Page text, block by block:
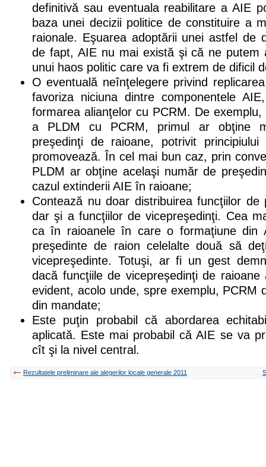
definitivă sau eventuala reabilitare a AIE
baza unei decizii politice de constituire a
raionale. Eşuarea adoptării unei astfel de
de fapt, AIE nu mai există şi că ne putem
unui haos politic care va fi extrem de dificil
O eventuală neînţelegere privind
favoriza niciuna dintre componentele
formarea alianţelor cu PCRM. De
a PLDM cu PCRM, primul ar obţine
preşedinţi de raioane, potrivit principiului
promovează. În cel mai bun caz, prin
PLDM ar obţine acelaşi număr de
cazul extinderii AIE în raioane;
Contează nu doar distribuirea funcţiilor de
dar şi a funcţiilor de vicepreşedinţi. Cea
ca în raioanele în care o formaţiune din
preşedinte de raion celelalte două să
vicepreşedinte. Totuşi, ar fi un gest
dacă funcţiile de vicepreşedinţi de
evident, acolo unde, spre exemplu, PCRM
din mandate;
Este puţin probabil că abordarea
aplicată. Este mai probabil că AIE se va
cît şi la nivel central.
Rezultatele preliminare ale alegerilor locale generale 2011